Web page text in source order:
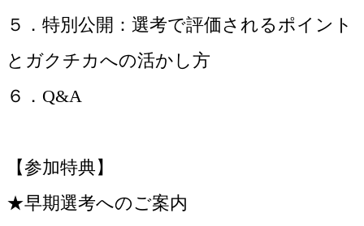
５．特別公開：選考で評価されるポイント
とガクチカへの活かし方
６．Q&A
【参加特典】
★早期選考へのご案内